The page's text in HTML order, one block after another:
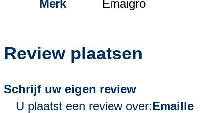
Merk Emaigro
Review plaatsen
Schrijf uw eigen review
U plaatst een review over:Emaille